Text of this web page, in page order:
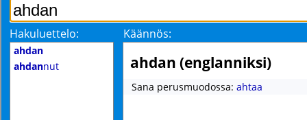
Hakuluettelo: Käännös:
ahdan
ahdannut ahdan (englanniksi)
Sana perusmuodossa: ahtaa